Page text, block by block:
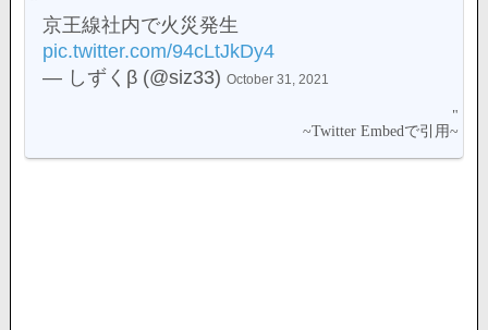
京王線社内で火災発生
pic.twitter.com/94cLtJkDy4
— しずくβ (@siz33)October 31, 2021